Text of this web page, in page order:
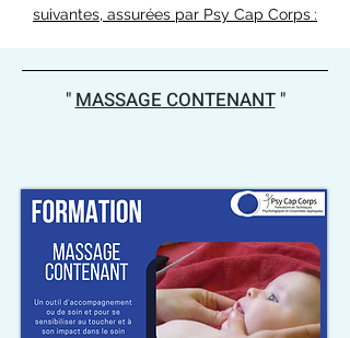
suivantes, assurées par Psy Cap Corps :
"MASSAGE CONTENANT"